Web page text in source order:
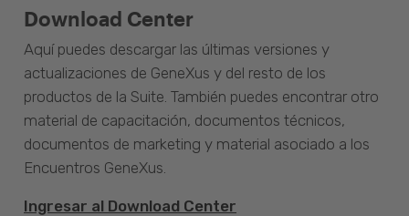
Download Center
Aquí puedes descargar las últimas versiones y
actualizaciones de GeneXus y del resto de los
productos de la Suite. También puedes encontrar otro
material de capacitación, documentos técnicos,
documentos de marketing y material asociado a los
Encuentros GeneXus.
Ingresar al Download Center